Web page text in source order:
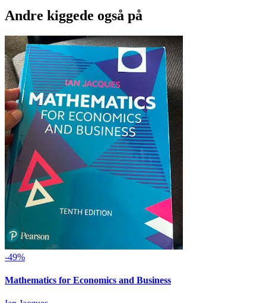
Andre kiggede også på
-49%
Mathematics for Economics and Business